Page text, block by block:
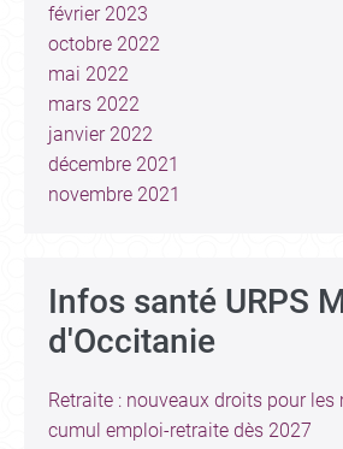
février 2023
octobre 2022
mai 2022
mars 2022
janvier 2022
décembre 2021
novembre 2021
Infos santé URPS
d'Occitanie
Retraite : nouveaux droits pour les
cumul emploi-retraite dès 2027